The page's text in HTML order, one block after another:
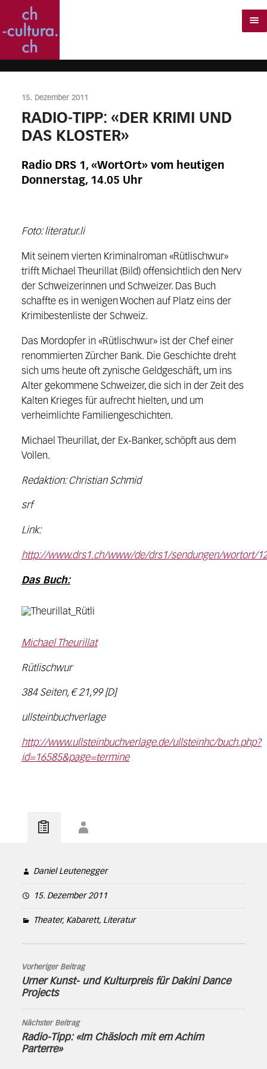
15. Dezember 2011
RADIO-TIPP: «DER KRIMI UND
DAS KLOSTER»
Radio DRS 1, «WortOrt» vom heutigen
Donnerstag, 14.05 Uhr
Foto: literatur.li
Mit seinem vierten Kriminalroman «Rütlischwur»
trifft Michael Theurillat (Bild) offensichtlich den Nerv
der Schweizerinnen und Schweizer. Das Buch
schaffte es in wenigen Wochen auf Platz eins der
Krimibestenliste der Schweiz.
Das Mordopfer in «Rütlischwur» ist der Chef einer
renommierten Zürcher Bank. Die Geschichte dreht
sich ums heute oft zynische Geldgeschäft, um ins
Alter gekommene Schweizer, die sich in der Zeit des
Kalten Krieges für aufrecht hielten, und um
verheimlichte Familiengeschichten.
Michael Theurillat, der Ex-Banker, schöpft aus dem
Vollen.
Redaktion: Christian Schmid
srf
Link:
http://www.drs1.ch/www/de/drs1/sendungen/wortort/
Das Buch:
Michael Theurillat
Rütlischwur
384 Seiten, € 21,99 [D]
ullsteinbuchverlage
http://www.ullsteinbuchverlage.de/ullsteinhc/buch.php?
id=16585&page=termine
Daniel Leutenegger
15. Dezember 2011
Theater, Kabarett, Literatur
Vorheriger Beitrag
Urner Kunst- und Kulturpreis für Dakini Dance
Projects
Nächster Beitrag
Radio-Tipp: «Im Chäsloch mit em Achim
Parterre»